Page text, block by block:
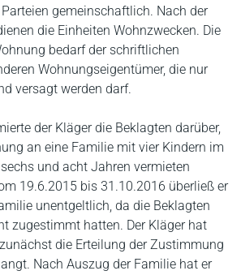
gemeinschaftlich. Nach der
die Einheiten Wohnzwecken. Die
bedarf der schriftlichen
Wohnungseigentümer, die nur
versagt werden darf.
der Kläger die Beklagten darüber,
an eine Familie mit vier Kindern im
und acht Jahren vermieten
19.6.2015 bis 31.10.2016 überließ er
unentgeltlich, da die Beklagten
zugestimmt hatten. Der Kläger hat
die Erteilung der Zustimmung
Nach Auszug der Familie hat er